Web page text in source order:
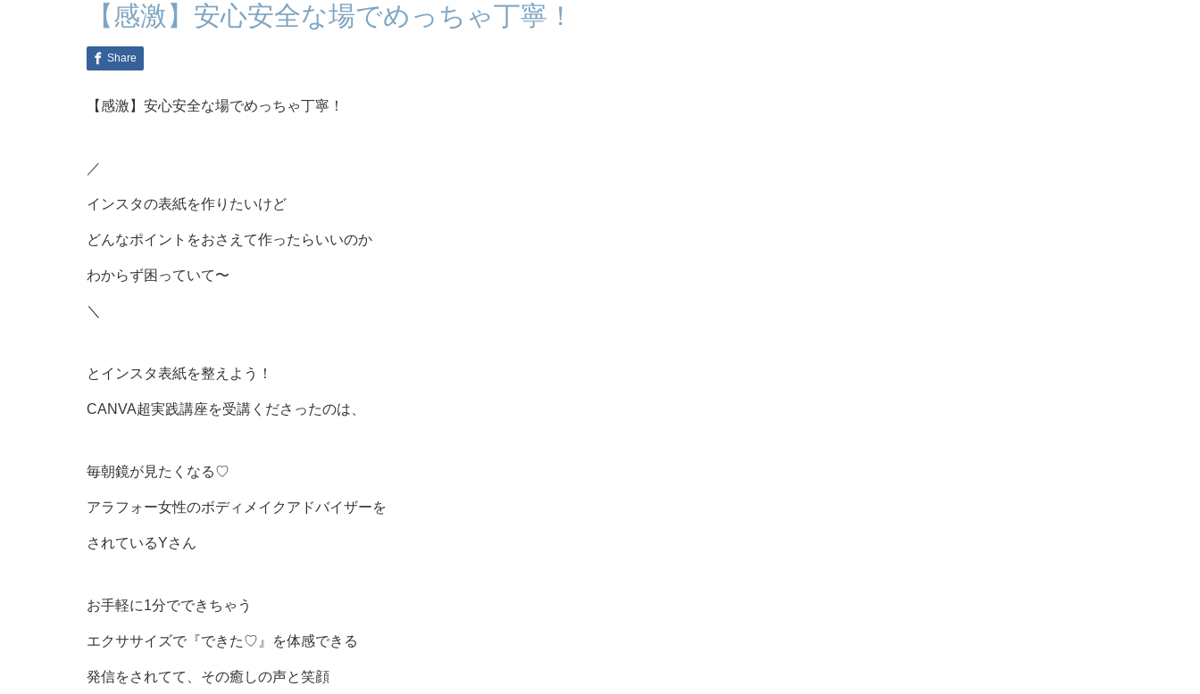
【感激】安心安全な場でめっちゃ丁寧！
Share
【感激】安心安全な場でめっちゃ丁寧！
／
インスタの表紙を作りたいけど
どんなポイントをおさえて作ったらいいのか
わからず困っていて〜
＼
とインスタ表紙を整えよう！
CANVA超実践講座を受講くださったのは、
毎朝鏡が見たくなる♡
アラフォー女性のボディメイクアドバイザーを
されているYさん
お手軽に1分でできちゃう
エクササイズで『できた♡』を体感できる
発信をされてて、その癒しの声と笑顔